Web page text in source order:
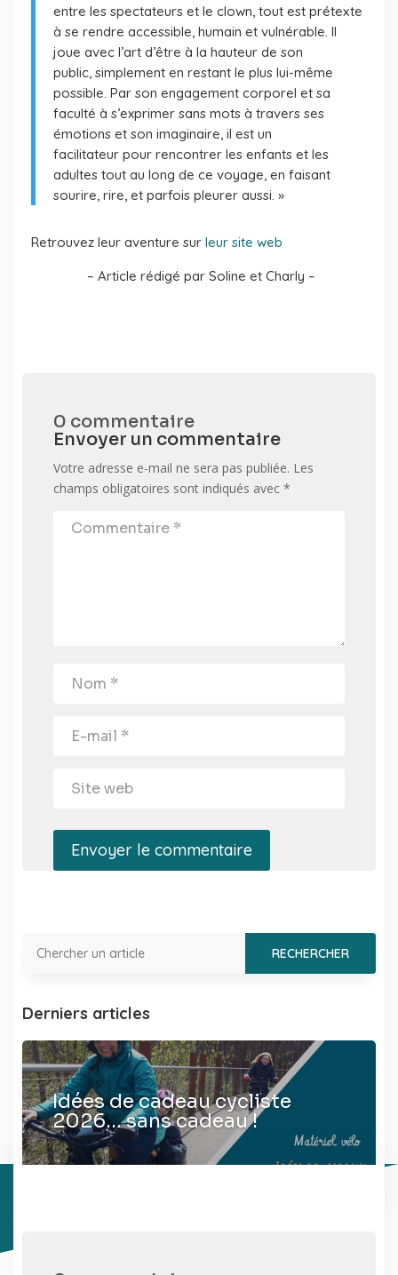
entre les spectateurs et le clown, tout est prétexte
à se rendre accessible, humain et vulnérable. Il
joue avec l’art d’être à la hauteur de son
public, simplement en restant le plus lui-même
possible. Par son engagement corporel et sa
faculté à s’exprimer sans mots à travers ses
émotions et son imaginaire, il est un
facilitateur pour rencontrer les enfants et les
adultes tout au long de ce voyage, en faisant
sourire, rire, et parfois pleurer aussi. »
Retrouvez leur aventure sur leur site web
– Article rédigé par Soline et Charly –
0 commentaire
Envoyer un commentaire
Votre adresse e-mail ne sera pas publiée. Les
champs obligatoires sont indiqués avec *
Envoyer le commentaire
Derniers articles
Idées de cadeau cycliste
2026… sans cadeau !